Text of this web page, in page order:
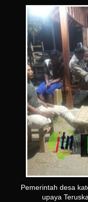
Pemerintah desa
upaya